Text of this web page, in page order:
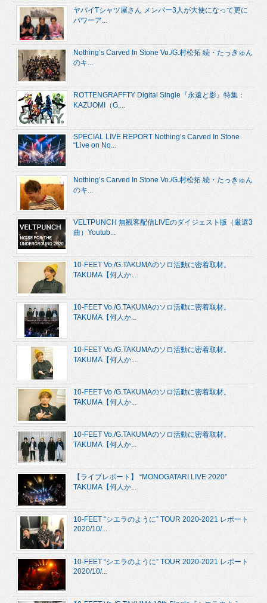
ヤバイTシャツ屋さん メンバー3人が大使になって更に
パワーア...
Nothing’s Carved In Stone Vo./G.村松拓 続・たっきゅん
のキ...
ROTTENGRAFFTY Digital Single『永遠と影』特集：
KAZUOMI（G....
SPECIAL LIVE REPORT Nothing’s Carved In Stone
“Live on No...
Nothing’s Carved In Stone Vo./G.村松拓 続・たっきゅん
のキ...
VELTPUNCH 無観客配信LIVEのダイジェスト版（厳選3
曲）Youtub...
10-FEET Vo./G.TAKUMAのソロ活動に密着取材。
TAKUMA【何人か...
10-FEET Vo./G.TAKUMAのソロ活動に密着取材。
TAKUMA【何人か...
10-FEET Vo./G.TAKUMAのソロ活動に密着取材。
TAKUMA【何人か...
10-FEET Vo./G.TAKUMAのソロ活動に密着取材。
TAKUMA【何人か...
10-FEET Vo./G.TAKUMAのソロ活動に密着取材。
TAKUMA【何人か...
【ライブレポート】 “MONOGATARI LIVE 2020”
TAKUMA【何人か...
10-FEET “シエラのように” TOUR 2020-2021 レポート
2020/10/...
10-FEET “シエラのように” TOUR 2020-2021 レポート
2020/10/...